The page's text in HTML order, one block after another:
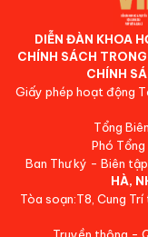
DIỄN ĐÀN KHOA
CHÍNH SÁCH
CHÍNH
Giấy phép hoạt động
Tổng
Phó
Ban Thư ký - Biên
HÀ,
Tòa soạn:T8, Cung
Truyền thông -